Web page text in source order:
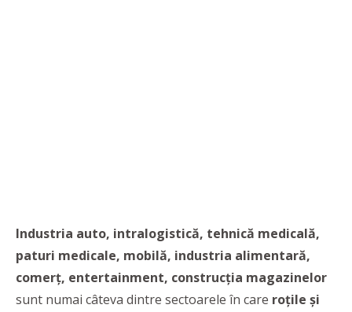
Industria auto, intralogistică, tehnică medicală,
paturi medicale, mobilă, industria alimentară,
comerț, entertainment, construcția magazinelor
sunt numai câteva dintre sectoarele în care roțile și